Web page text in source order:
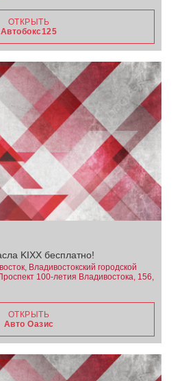
ОТКРЫТЬ
Автобокс125
KIXX бесплатно!
Владивостокский городской
100-летия Владивостока, 156,
ОТКРЫТЬ
Авто Оазис